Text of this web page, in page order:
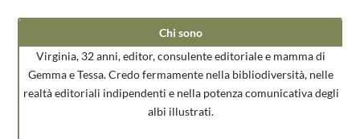
Chi sono
Virginia, 32 anni, editor, consulente editoriale e mamma di
Gemma e Tessa. Credo fermamente nella bibliodiversità, nelle
realtà editoriali indipendenti e nella potenza comunicativa degli
albi illustrati.